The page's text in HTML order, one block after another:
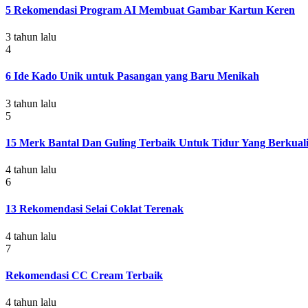
5 Rekomendasi Program AI Membuat Gambar Kartun Keren
3 tahun lalu
4
6 Ide Kado Unik untuk Pasangan yang Baru Menikah
3 tahun lalu
5
15 Merk Bantal Dan Guling Terbaik Untuk Tidur Yang
4 tahun lalu
6
13 Rekomendasi Selai Coklat Terenak
4 tahun lalu
7
Rekomendasi CC Cream Terbaik
4 tahun lalu